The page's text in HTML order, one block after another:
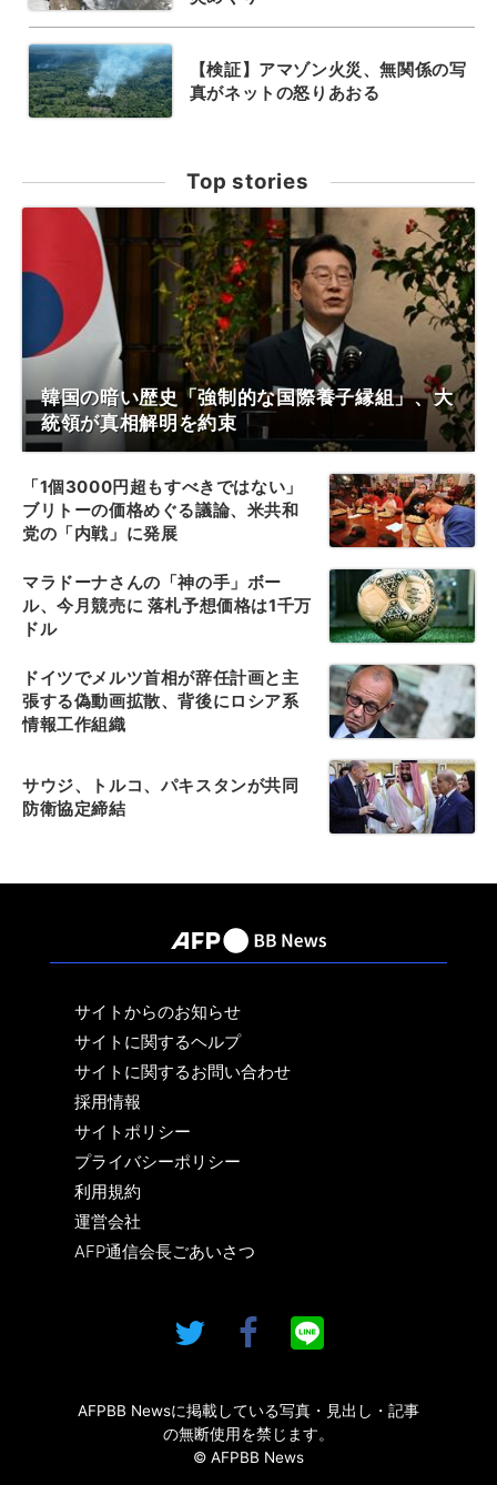
【検証】アマゾン火災、無関係の写
真がネットの怒りあおる
Top stories
韓国の暗い歴史「強制的な国際養子縁組」、大
統領が真相解明を約束
「1個3000円超もすべきではない」
ブリトーの価格めぐる議論、米共和
党の「内戦」に発展
マラドーナさんの「神の手」ボー
ル、今月競売に 落札予想価格は1千万
ドル
ドイツでメルツ首相が辞任計画と主
張する偽動画拡散、背後にロシア系
情報工作組織
サウジ、トルコ、パキスタンが共同
防衛協定締結
サイトからのお知らせ
サイトに関するヘルプ
サイトに関するお問い合わせ
採用情報
サイトポリシー
プライバシーポリシー
利用規約
運営会社
AFP通信会長ごあいさつ
AFPBB Newsに掲載している写真・見出し・記事
の無断使用を禁じます。
© AFPBB News